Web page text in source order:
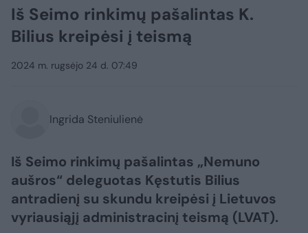
Iš Seimo rinkimų pašalintas K.
Bilius kreipėsi į teismą
2024 m. rugsėjo 24 d. 07:49
Ingrida Steniulienė
Iš Seimo rinkimų pašalintas „Nemuno
aušros“ deleguotas Kęstutis Bilius
antradienį su skundu kreipėsi į Lietuvos
vyriausiąjį administracinį teismą (LVAT).